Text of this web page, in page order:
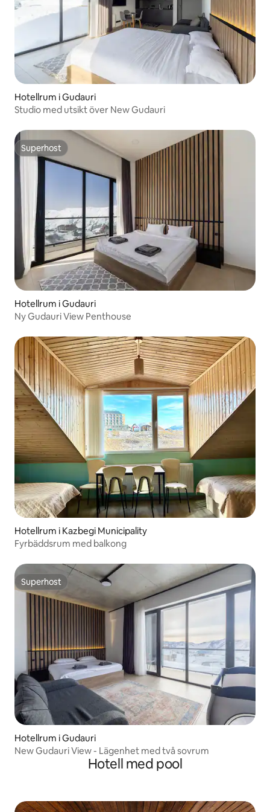
Hotellrum i Gudauri
Studio med utsikt över New Gudauri
Superhost
Superhost
Hotellrum i Gudauri
Ny Gudauri View Penthouse
Hotellrum i Kazbegi Municipality
Fyrbäddsrum med balkong
Superhost
Superhost
Hotellrum i Gudauri
New Gudauri View - Lägenhet med två sovrum
Hotell med pool